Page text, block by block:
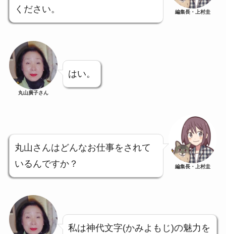
ください。
編集長・上村圭
丸山廣子さん
はい。
丸山さんはどんなお仕事をされて
いるんですか？
編集長・上村圭
私は神代文字(かみよもじ)の魅力を